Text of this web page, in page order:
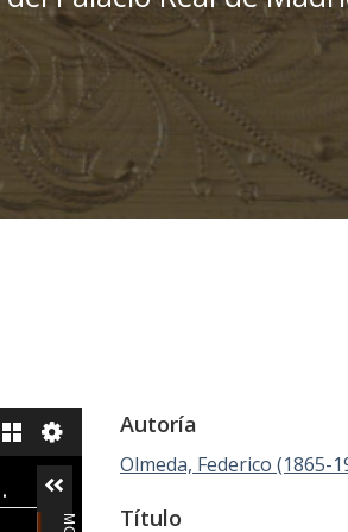
GALLERY
Alfonso XIII
Autoría
Olmeda, Federico (1865-
Título